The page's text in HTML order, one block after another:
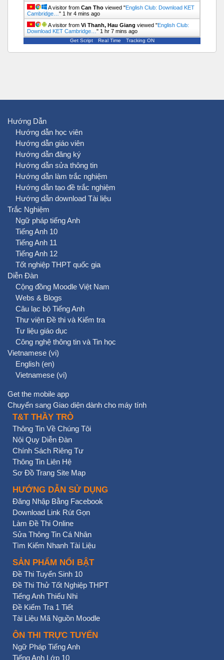
A visitor from Can Tho viewed "English Club: Download KET
Cambridge… " 1 hr 4 mins ago
A visitor from Vi Thanh, Hau Giang viewed "English Club:
Download KET Cambridge… " 1 hr 7 mins ago
Get Script Real Time Tracking ON
Hướng Dẫn
Hướng dẫn học viên
Hướng dẫn giáo viên
Hướng dẫn đăng ký
Hướng dẫn sửa thông tin
Hướng dẫn làm trắc nghiệm
Hướng dẫn tạo đề trắc nghiệm
Hướng dẫn download Tài liệu
Trắc Nghiệm
Ngữ pháp tiếng Anh
Tiếng Anh 10
Tiếng Anh 11
Tiếng Anh 12
Tốt nghiệp THPT quốc gia
Diễn Đàn
Cộng đồng Moodle Việt Nam
Webs & Blogs
Câu lạc bộ Tiếng Anh
Thư viện Đề thi và Kiểm tra
Tư liệu giáo dục
Công nghệ thông tin và Tin học
Vietnamese ‎(vi)‎
English ‎(en)‎
Vietnamese ‎(vi)‎
Get the mobile app
Chuyển sang Giao diện dành cho máy tính
T&T THẦY TRÒ
Thông Tin Về Chúng Tôi
Nội Quy Diễn Đàn
Chính Sách Riêng Tư
Thông Tin Liên Hệ
Sơ Đồ Trang Site Map
HƯỚNG DẪN SỬ DỤNG
Đăng Nhập Bằng Facebook
Download Link Rút Gọn
Làm Đề Thi Online
Sửa Thông Tin Cá Nhân
Tìm Kiếm Nhanh Tài Liệu
SẢN PHẨM NỔI BẬT
Đề Thi Tuyển Sinh 10
Đề Thi Thử Tốt Nghiệp THPT
Tiếng Anh Thiếu Nhi
Đề Kiểm Tra 1 Tiết
Tài Liệu Mã Nguồn Moodle
ÔN THI TRỰC TUYẾN
Ngữ Pháp Tiếng Anh
Tiếng Anh Lớp 10